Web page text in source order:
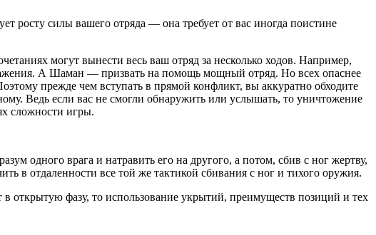
росту силы вашего отряда — она требует от вас иногда поистине
могут вынести весь ваш отряд за несколько ходов. Например,
А Шаман — призвать на помощь мощный отряд. Но всех опаснее
прежде чем вступать в прямой конфликт, вы аккуратно обходите
Ведь если вас не смогли обнаружить или услышать, то уничтожение
сложности игры.
одного врага и натравить его на другого, а потом, сбив с ног жертву,
в отдаленности все той же тактикой сбивания с ног и тихого оружия.
фазу, то использование укрытий, преимуществ позиций и тех